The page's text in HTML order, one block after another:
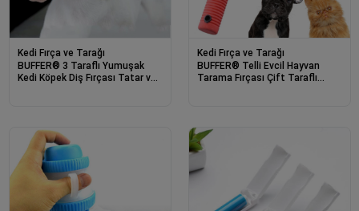
Kedi Fırça ve Tarağı
BUFFER® 3 Taraflı Yumuşak
Kedi Köpek Diş Fırçası Tatar ve
Kedi Fırça ve Tarağı
BUFFER® Telli Evcil Hayvan
Tarama Fırçası Çift Taraflı